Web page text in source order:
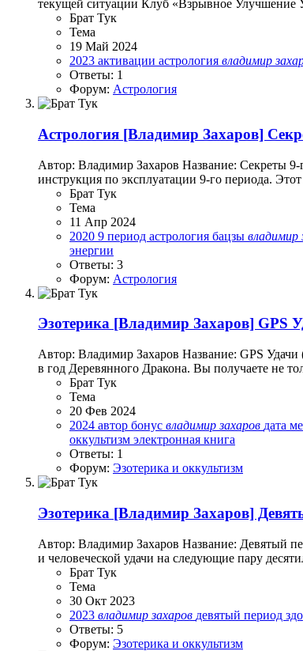
текущей ситуации Клуб «Взрывное Улучшение
Брат Тук
Тема
19 Май 2024
2023 активации астрология владимир
Ответы: 1
Форум: Астрология
Астрология [Владимир Захаров]
Автор: Владимир Захаров Название: Секреты
инструкция по эксплуатации 9-го периода.
Брат Тук
Тема
11 Апр 2024
2020 9 период астрология бацзы владимир
энергии
Ответы: 3
Форум: Астрология
Эзотерика [Владимир Захаров] GPS
Автор: Владимир Захаров Название: GPS
в год Деревянного Дракона. Вы получаете не
Брат Тук
Тема
20 Фев 2024
2024 автор бонус владимир захаров дата
оккультизм электронная книга
Ответы: 1
Форум: Эзотерика и оккультизм
Эзотерика [Владимир Захаров]
Автор: Владимир Захаров Название: Девятый
и человеческой удачи на следующие пару
Брат Тук
Тема
30 Окт 2023
2023 владимир захаров девятый период
Ответы: 5
Форум: Эзотерика и оккультизм